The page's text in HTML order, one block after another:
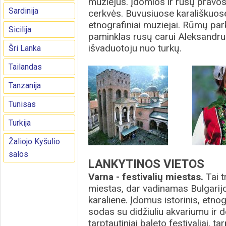
Sardinija
Sicilija
Šri Lanka
Tailandas
Tanzanija
Tunisas
Turkija
Žaliojo Kyšulio
salos
cerkvės. Buvusiuose
etnografiniai muziejai. Rūmų
paminklas rusų carui
išvaduotoju nuo turkų.
LANKYTINOS VIETOS
Varna - festivalių miestas.Tai
miestas, dar vadinamas
karaliene. Įdomus istorinis,
sodas su didžiuliu akvariumu ir
tarptautiniai baleto festivaliai,